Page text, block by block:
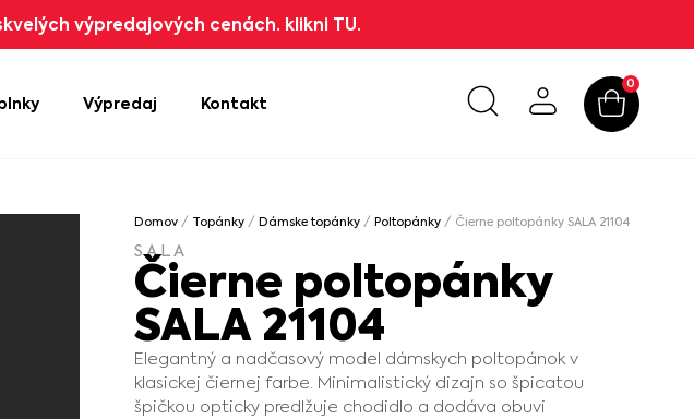
výpredajových cenách. klikni TU.
Výpredaj Kontakt
0
Domov / Topánky /Dámske topánky /Poltopánky / Čierne poltopánky SALA 21104
SALA
Čierne poltopánky
SALA 21104
Elegantný a nadčasový model dámskych poltopánok v
klasickej čiernej farbe. Minimalistický dizajn so špicatou
špičkou opticky predlžuje chodidlo a dodáva obuvi